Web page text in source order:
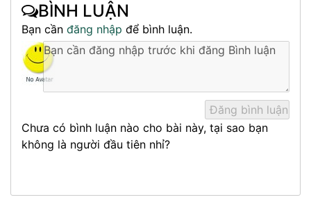
BÌNH LUẬN
Bạn cần đăng nhập để bình luận.
Chưa có bình luận nào cho bài này, tại sao bạn
không là người đầu tiên nhỉ?